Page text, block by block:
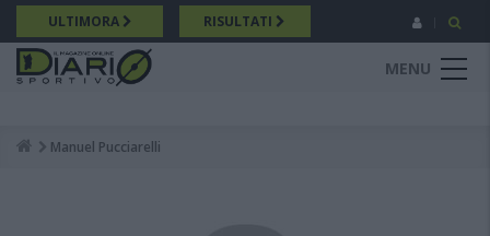
Salta
al
contenuto
principale
ULTIMORA RISULTATI
MENU
Breadcrumb
Manuel Pucciarelli